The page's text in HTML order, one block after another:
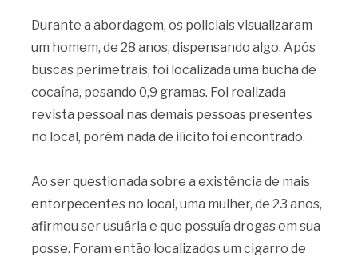
Durante a abordagem, os policiais visualizaram
um homem, de 28 anos, dispensando algo. Após
buscas perimetrais, foi localizada uma bucha de
cocaína, pesando 0,9 gramas. Foi realizada
revista pessoal nas demais pessoas presentes
no local, porém nada de ilícito foi encontrado.
Ao ser questionada sobre a existência de mais
entorpecentes no local, uma mulher, de 23 anos,
afirmou ser usuária e que possuía drogas em sua
posse. Foram então localizados um cigarro de